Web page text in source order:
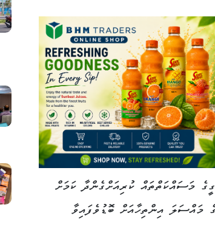
މަސައްކަތްތައް ކުރިއަށްގެންދާ ކަމަށް
މައްސަލަ އިންތިހާއަށް ބޮޑުވެފައިވާ